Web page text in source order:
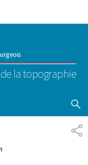
la topographie